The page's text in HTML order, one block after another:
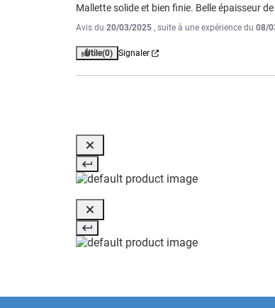
Mallette solide et bien finie. Belle épaisseur
Avis du 20/03/2025 , suite à une expérience du 08/
Utile(0) Signaler